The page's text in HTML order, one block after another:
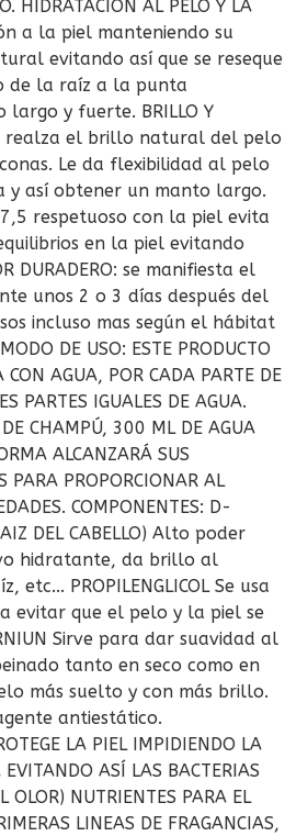
HIDRATACIÓN AL PELO Y LA
a la piel manteniendo su
evitando así que se reseque
de la raíz a la punta
y fuerte. BRILLO Y
realza el brillo natural del pelo
Le da flexibilidad al pelo
y así obtener un manto largo.
7,5 respetuoso con la piel evita
en la piel evitando
DURADERO: se manifiesta el
unos 2 o 3 días después del
incluso mas según el hábitat
DE USO: ESTE PRODUCTO
CON AGUA, POR CADA PARTE DE
PARTES IGUALES DE AGUA.
CHAMPÚ, 300 ML DE AGUA
ALCANZARÁ SUS
PARA PROPORCIONAR AL
COMPONENTES: D-
DEL CABELLO) Alto poder
hidratante, da brillo al
PROPILENGLICOL Se usa
evitar que el pelo y la piel se
Sirve para dar suavidad al
tanto en seco como en
más suelto y con más brillo.
antiestático.
LA PIEL IMPIDIENDO LA
EVITANDO ASÍ LAS BACTERIAS
OLOR) NUTRIENTES PARA EL
LINEAS DE FRAGANCIAS,